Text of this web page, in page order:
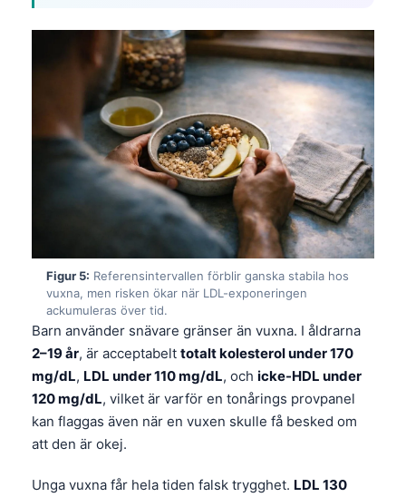
Figur 5: Referensintervallen förblir ganska stabila hos
vuxna, men risken ökar när LDL-exponeringen
ackumuleras över tid.
Barn använder snävare gränser än vuxna. I åldrarna
2–19 år, är acceptabelt totalt kolesterol under 170
mg/dL, LDL under 110 mg/dL, och icke-HDL under
120 mg/dL, vilket är varför en tonårings provpanel
kan flaggas även när en vuxen skulle få besked om
att den är okej.
Unga vuxna får hela tiden falsk trygghet. LDL 130